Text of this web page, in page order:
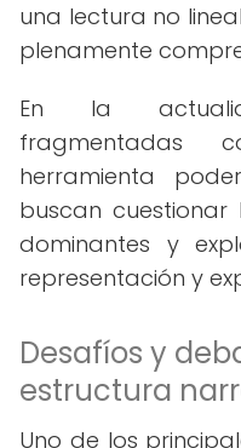
una lectura no
plenamente
En la
fragmentadas
herramienta
buscan
dominantes y
representación y
Desafíos y
estructura
Uno de los